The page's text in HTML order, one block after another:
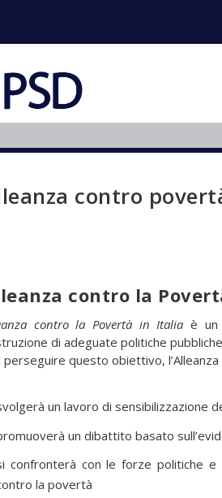
contro
contro la
contro la Povertà in Italia è un
di adeguate politiche
perseguire questo obiettivo,
un lavoro di sensibilizzazione
un dibattito basato
confronterà con le forze politiche
la povertà